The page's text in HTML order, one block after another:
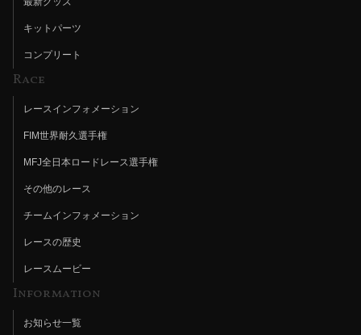
キットパーツ
コンプリート
Race
レースインフォメーション
FIM世界耐久選手権
MFJ全日本ロードレース選手権
その他のレース
チームインフォメーション
レースの歴史
レースムービー
Information
お知らせ一覧